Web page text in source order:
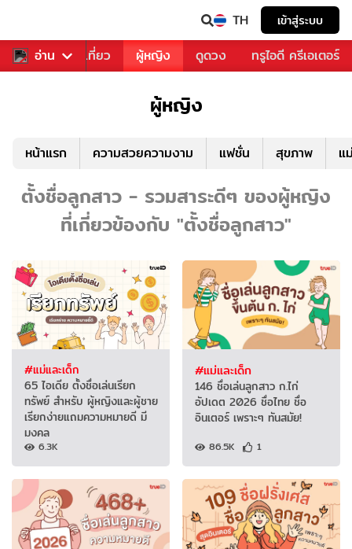
TH เข้าสู่ระบบ
อ่าน
อาหาร ท่องเที่ยว ผู้หญิง ดูดวง ทรูไอดี ครีเอเตอร์
ผู้หญิง
หน้าแรก ความสวยความงาม แฟชั่น สุขภาพ แ
ตั้งชื่อลูกสาว - รวมสาระดีๆ ของผู้หญิง
ที่เกี่ยวข้องกับ "ตั้งชื่อลูกสาว"
#แม่และเด็ก
65 ไอเดีย ตั้งชื่อเล่นเรียก
ทรัพย์ สำหรับ ผู้หญิงและผู้ชาย
เรียกง่ายแถมความหมายดี มี
มงคล
6.3K
#แม่และเด็ก
146 ชื่อเล่นลูกสาว ก.ไก่
อัปเดต 2026 ชื่อไทย ชื่อ
อินเตอร์ เพราะๆ ทันสมัย!
86.5K 1